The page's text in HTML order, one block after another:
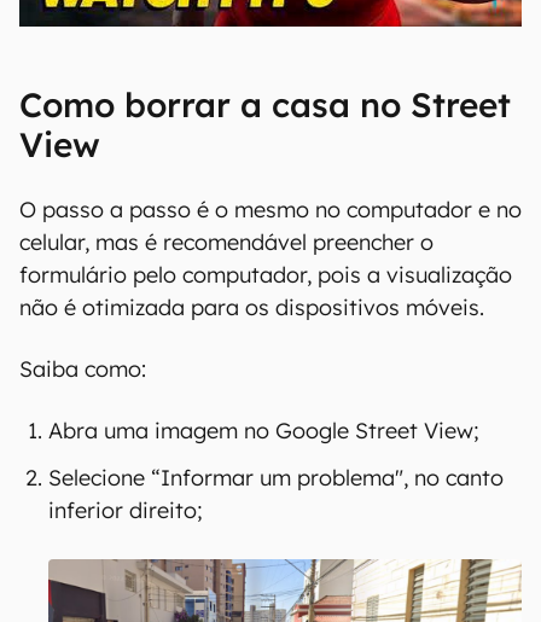
00:00/04:51
Como borrar a casa no Street
View
O passo a passo é o mesmo no computador e no
celular, mas é recomendável preencher o
formulário pelo computador, pois a visualização
não é otimizada para os dispositivos móveis.
Saiba como:
Abra uma imagem no Google Street View;
Selecione “Informar um problema", no canto
inferior direito;